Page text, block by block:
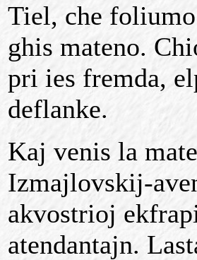
Tiel, che
ghis mateno.
pri ies fremda,
deflanke.
Kaj venis la
Izmajlovskij-
akvostrioj
atendantajn.